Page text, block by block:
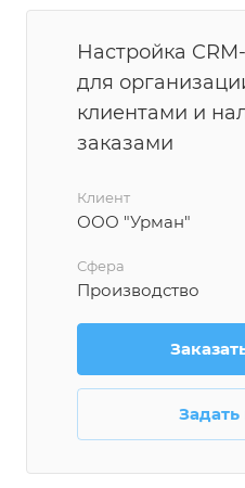
Настройка
для
клиентами и
заказами
Клиент
ООО "Урман"
Сфера
Производство
Задать